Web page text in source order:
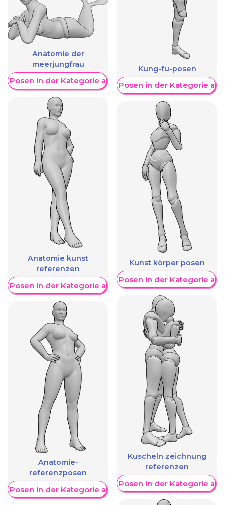
Anatomie der
meerjungfrau
Posen in der Kategorie anzeigen
Anatomie kunst
referenzen
Posen in der Kategorie anzeigen
Anatomie-
referenzposen
Posen in der Kategorie anzeigen
Kung-fu-posen
Weitere Posen in der Kategorie
Kunst körper posen
Weitere Posen in der Kategorie
Kuscheln zeichnung
referenzen
Weitere Posen in der Kategorie